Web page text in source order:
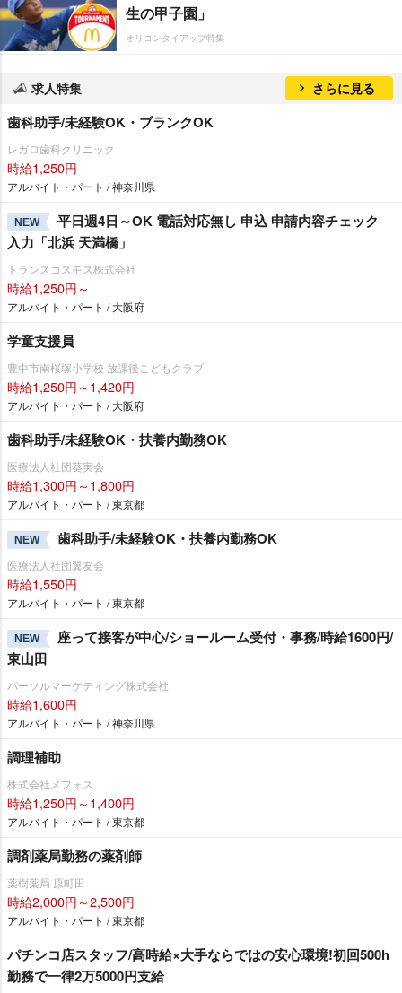
生の甲子園」
オリコンタイアップ特集
求人特集 さらに見る
歯科助手/未経験OK・ブランクOK
レガロ歯科クリニック
時給1,250円
アルバイト・パート / 神奈川県
NEW
平日週4日～OK 電話対応無し 申込 申請内容チェック
入力「北浜 天満橋」
トランスコスモス株式会社
時給1,250円～
アルバイト・パート / 大阪府
学童支援員
豊中市南桜塚小学校 放課後こどもクラブ
時給1,250円～1,420円
アルバイト・パート / 大阪府
歯科助手/未経験OK・扶養内勤務OK
医療法人社団葵実会
時給1,300円～1,800円
アルバイト・パート / 東京都
NEW 歯科助手/未経験OK・扶養内勤務OK
医療法人社団翼友会
時給1,550円
アルバイト・パート / 東京都
NEW
座って接客が中心/ショールーム受付・事務/時給1600円/
東山田
パーソルマーケティング株式会社
時給1,600円
アルバイト・パート / 神奈川県
調理補助
株式会社メフォス
時給1,250円～1,400円
アルバイト・パート / 東京都
調剤薬局勤務の薬剤師
薬樹薬局 原町田
時給2,000円～2,500円
アルバイト・パート / 東京都
パチンコ店スタッフ/高時給×大手ならではの安心環境!初回500h
勤務で一律2万5000円支給